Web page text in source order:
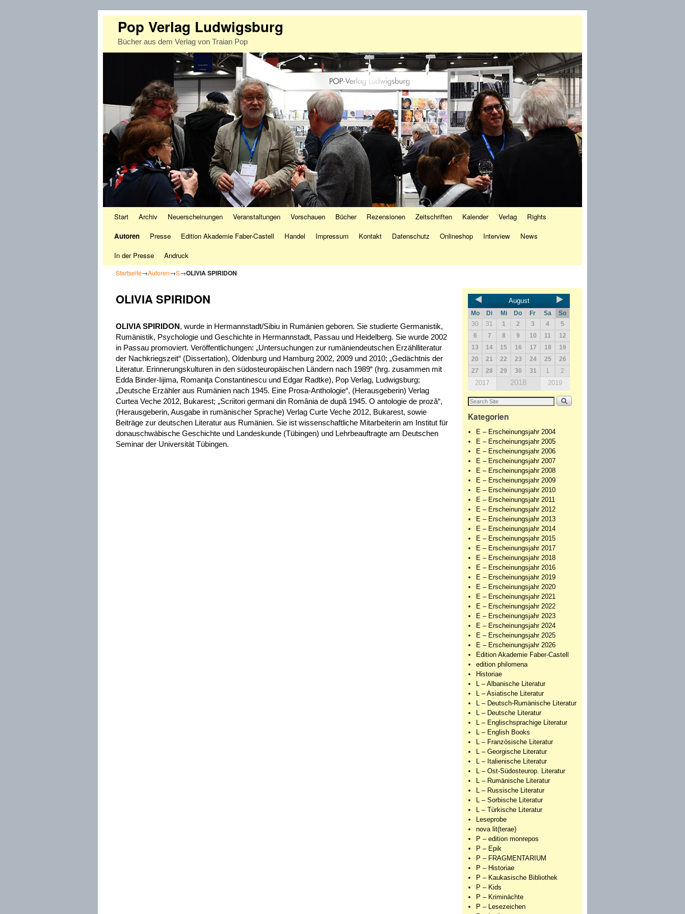
Pop Verlag Ludwigsburg
Bücher aus dem Verlag von Traian Pop
Start Archiv Neuerscheinungen Veranstaltungen Vorschauen Bücher Rezensionen Zeitschriften Kalender Verlag
Rights
Autoren
Presse Edition Akademie Faber-Castell Handel Impressum Kontakt Datenschutz Onlineshop Interview
News
In der Presse
Andruck
Startseite→Autoren→S→OLIVIA SPIRIDON
OLIVIA SPIRIDON
OLIVIA SPIRIDON , wurde in Hermannstadt/Sibiu in Rumänien geboren. Sie studierte Germanistik,
Rumänistik, Psychologie und Geschichte in Hermannstadt, Passau und Heidelberg. Sie wurde 2002
in Passau promoviert. Veröffentlichungen: „Untersuchungen zur rumäniendeutschen Erzählliteratur
der Nachkriegszeit“ (Dissertation), Oldenburg und Hamburg 2002, 2009 und 2010; „Gedächtnis der
Literatur. Erinnerungskulturen in den südosteuropäischen Ländern nach 1989“ (hrg. zusammen mit
Edda Binder-Iijima, Romaniţa Constantinescu und Edgar Radtke), Pop Verlag, Ludwigsburg;
„Deutsche Erzähler aus Rumänien nach 1945. Eine Prosa-Anthologie“, (Herausgeberin) Verlag
Curtea Veche 2012, Bukarest; „Scriitori germani din România de după 1945. O antologie de proză“,
(Herausgeberin, Ausgabe in rumänischer Sprache) Verlag Curte Veche 2012, Bukarest, sowie
Beiträge zur deutschen Literatur aus Rumänien. Sie ist wissenschaftliche Mitarbeiterin am Institut für
donauschwäbische Geschichte und Landeskunde (Tübingen) und Lehrbeauftragte am Deutschen
Seminar der Universität Tübingen.
August
Mo Di Mi Do Fr Sa
So
30
31 1 2 3 4
5
6
7 8 9 10 11
12
13
14 15 16 17 18
19
20
21 22 23 24 25
26
27
28 29 30 31 1 2
2017 2018 2019
Kategorien
E – Erscheinungsjahr 2004
E – Erscheinungsjahr 2005
E – Erscheinungsjahr 2006
E – Erscheinungsjahr 2007
E – Erscheinungsjahr 2008
E – Erscheinungsjahr 2009
E – Erscheinungsjahr 2010
E – Erscheinungsjahr 2011
E – Erscheinungsjahr 2012
E – Erscheinungsjahr 2013
E – Erscheinungsjahr 2014
E – Erscheinungsjahr 2015
E – Erscheinungsjahr 2017
E – Erscheinungsjahr 2018
E – Erscheinungsjahr 2016
E – Erscheinungsjahr 2019
E – Erscheinungsjahr 2020
E – Erscheinungsjahr 2021
E – Erscheinungsjahr 2022
E – Erscheinungsjahr 2023
E – Erscheinungsjahr 2024
E – Erscheinungsjahr 2025
E – Erscheinungsjahr 2026
Edition Akademie Faber-Castell
edition philomena
Historiae
L – Albanische Literatur
L – Asiatische Literatur
L – Deutsch-Rumänische Literatur
L – Deutsche Literatur
L – Englischsprachige Literatur
L – English Books
L – Französische Literatur
L – Georgische Literatur
L – Italienische Literatur
L – Ost-Südosteurop. Literatur
L – Rumänische Literatur
L – Russische Literatur
L – Sorbische Literatur
L – Türkische Literatur
Leseprobe
nova lit(terae)
P – edition monrepos
P – Epik
P – FRAGMENTARIUM
P – Historiae
P – Kaukasische Bibliothek
P – Kids
P – Kriminächte
P – Lesezeichen